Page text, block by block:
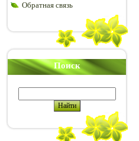
Обратная связь
Поиск